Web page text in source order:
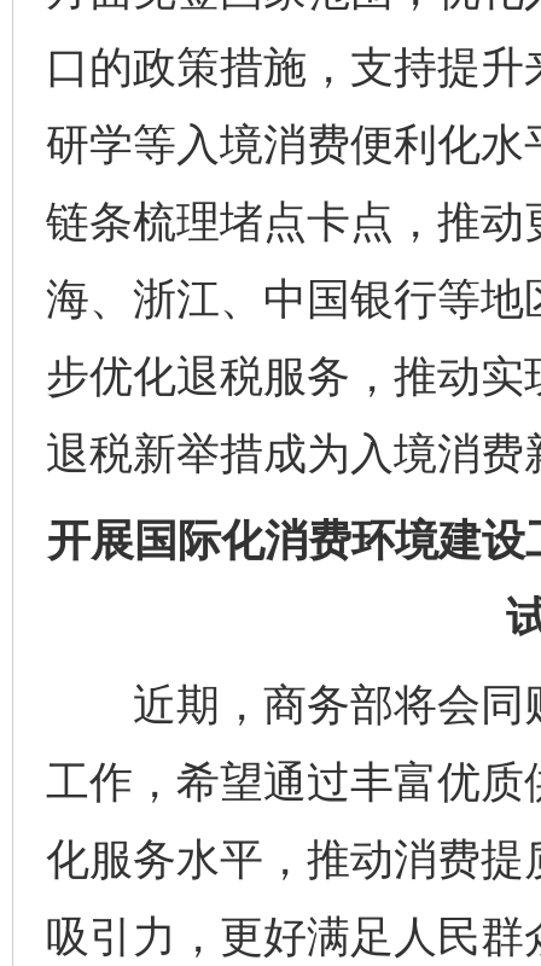
口的政策措施，支持提
研学等入境消费便利化水
链条梳理堵点卡点，推
海、浙江、中国银行等
步优化退税服务，推动实
退税新举措成为入境消费
开展国际化消费环境建
近期，商务部将会同
工作，希望通过丰富优
化服务水平，推动消费
吸引力，更好满足人民